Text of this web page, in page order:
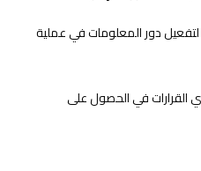
دور المعلومات في عملية
القرارات في الحصول على